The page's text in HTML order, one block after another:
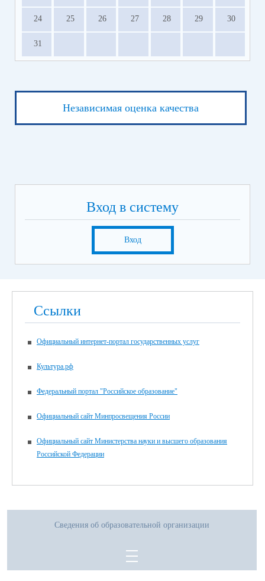
24 25 26 27 28 29 30
31
Независимая оценка качества
Вход в систему
Вход
Ссылки
Официальный интернет-портал государственных услуг
Культура.рф
Федеральный портал "Российское образование"
Официальный сайт Минпросвещения России
Официальный сайт Министерства науки и высшего образования
Российской Федерации
Сведения об образовательной организации